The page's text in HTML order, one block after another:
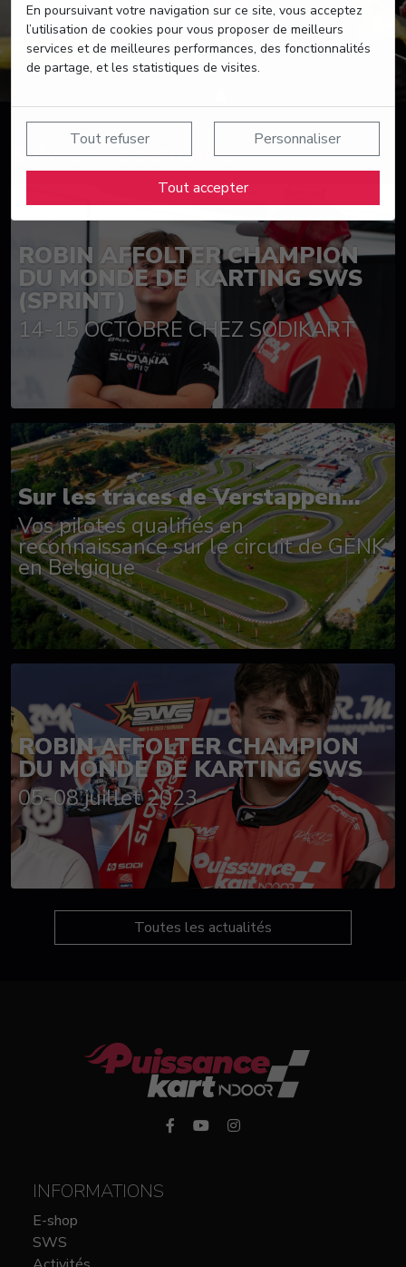
En poursuivant votre navigation sur ce site, vous acceptez
l’utilisation de cookies pour vous proposer de meilleurs
services et de meilleures performances, des fonctionnalités
de partage, et les statistiques de visites.
Tout refuser Personnaliser
Tout accepter
Suivez nos actualités
ROBIN AFFOLTER CHAMPION
DU MONDE DE KARTING SWS
(SPRINT)
14-15 OCTOBRE CHEZ SODIKART
Sur les traces de Verstappen...
Vos pilotes qualifiés en
reconnaissance sur le circuit de GENK
en Belgique
ROBIN AFFOLTER CHAMPION
DU MONDE DE KARTING SWS
05-08 juillet 2023
Toutes les actualités
INFORMATIONS
E-shop
SWS